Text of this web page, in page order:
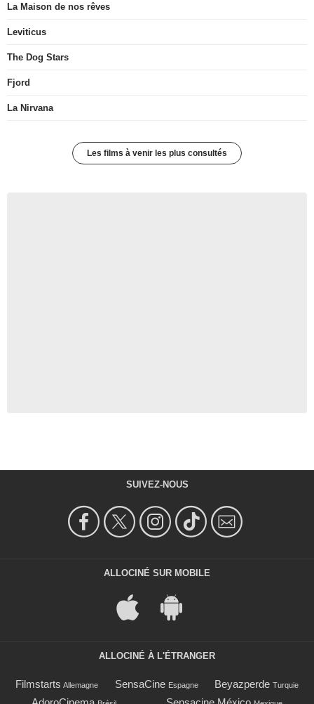
La Maison de nos rêves
Leviticus
The Dog Stars
Fjord
La Nirvana
Les films à venir les plus consultés
SUIVEZ-NOUS
ALLOCINÉ SUR MOBILE
ALLOCINÉ À L'ÉTRANGER
Filmstarts Allemagne SensaCine Espagne Beyazperde Turquie